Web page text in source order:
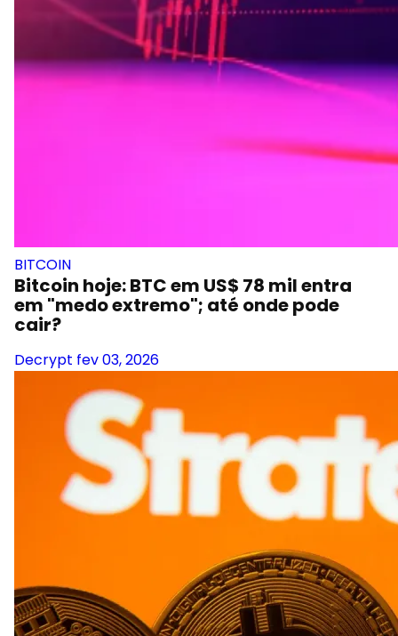
BITCOIN
Bitcoin hoje: BTC em US$ 78 mil entra
em "medo extremo"; até onde pode
cair?
Decrypt fev 03, 2026